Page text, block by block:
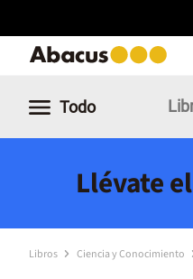
Todo
Llévate
Libros Ciencia y Conocimiento